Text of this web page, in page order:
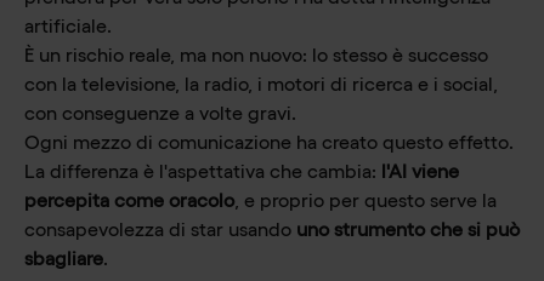
artificiale.
È un rischio reale, ma non nuovo: lo stesso è successo
con la televisione, la radio, i motori di ricerca e i social,
con conseguenze a volte gravi.
Ogni mezzo di comunicazione ha creato questo effetto.
La differenza è l'aspettativa che cambia: l'AI viene
percepita come oracolo , e proprio per questo serve la
consapevolezza di star usando uno strumento che si può
sbagliare.